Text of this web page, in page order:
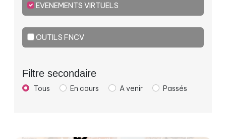
EVENEMENTS VIRTUELS
OUTILS FNCV
Filtre secondaire
Tous En cours A venir Passés